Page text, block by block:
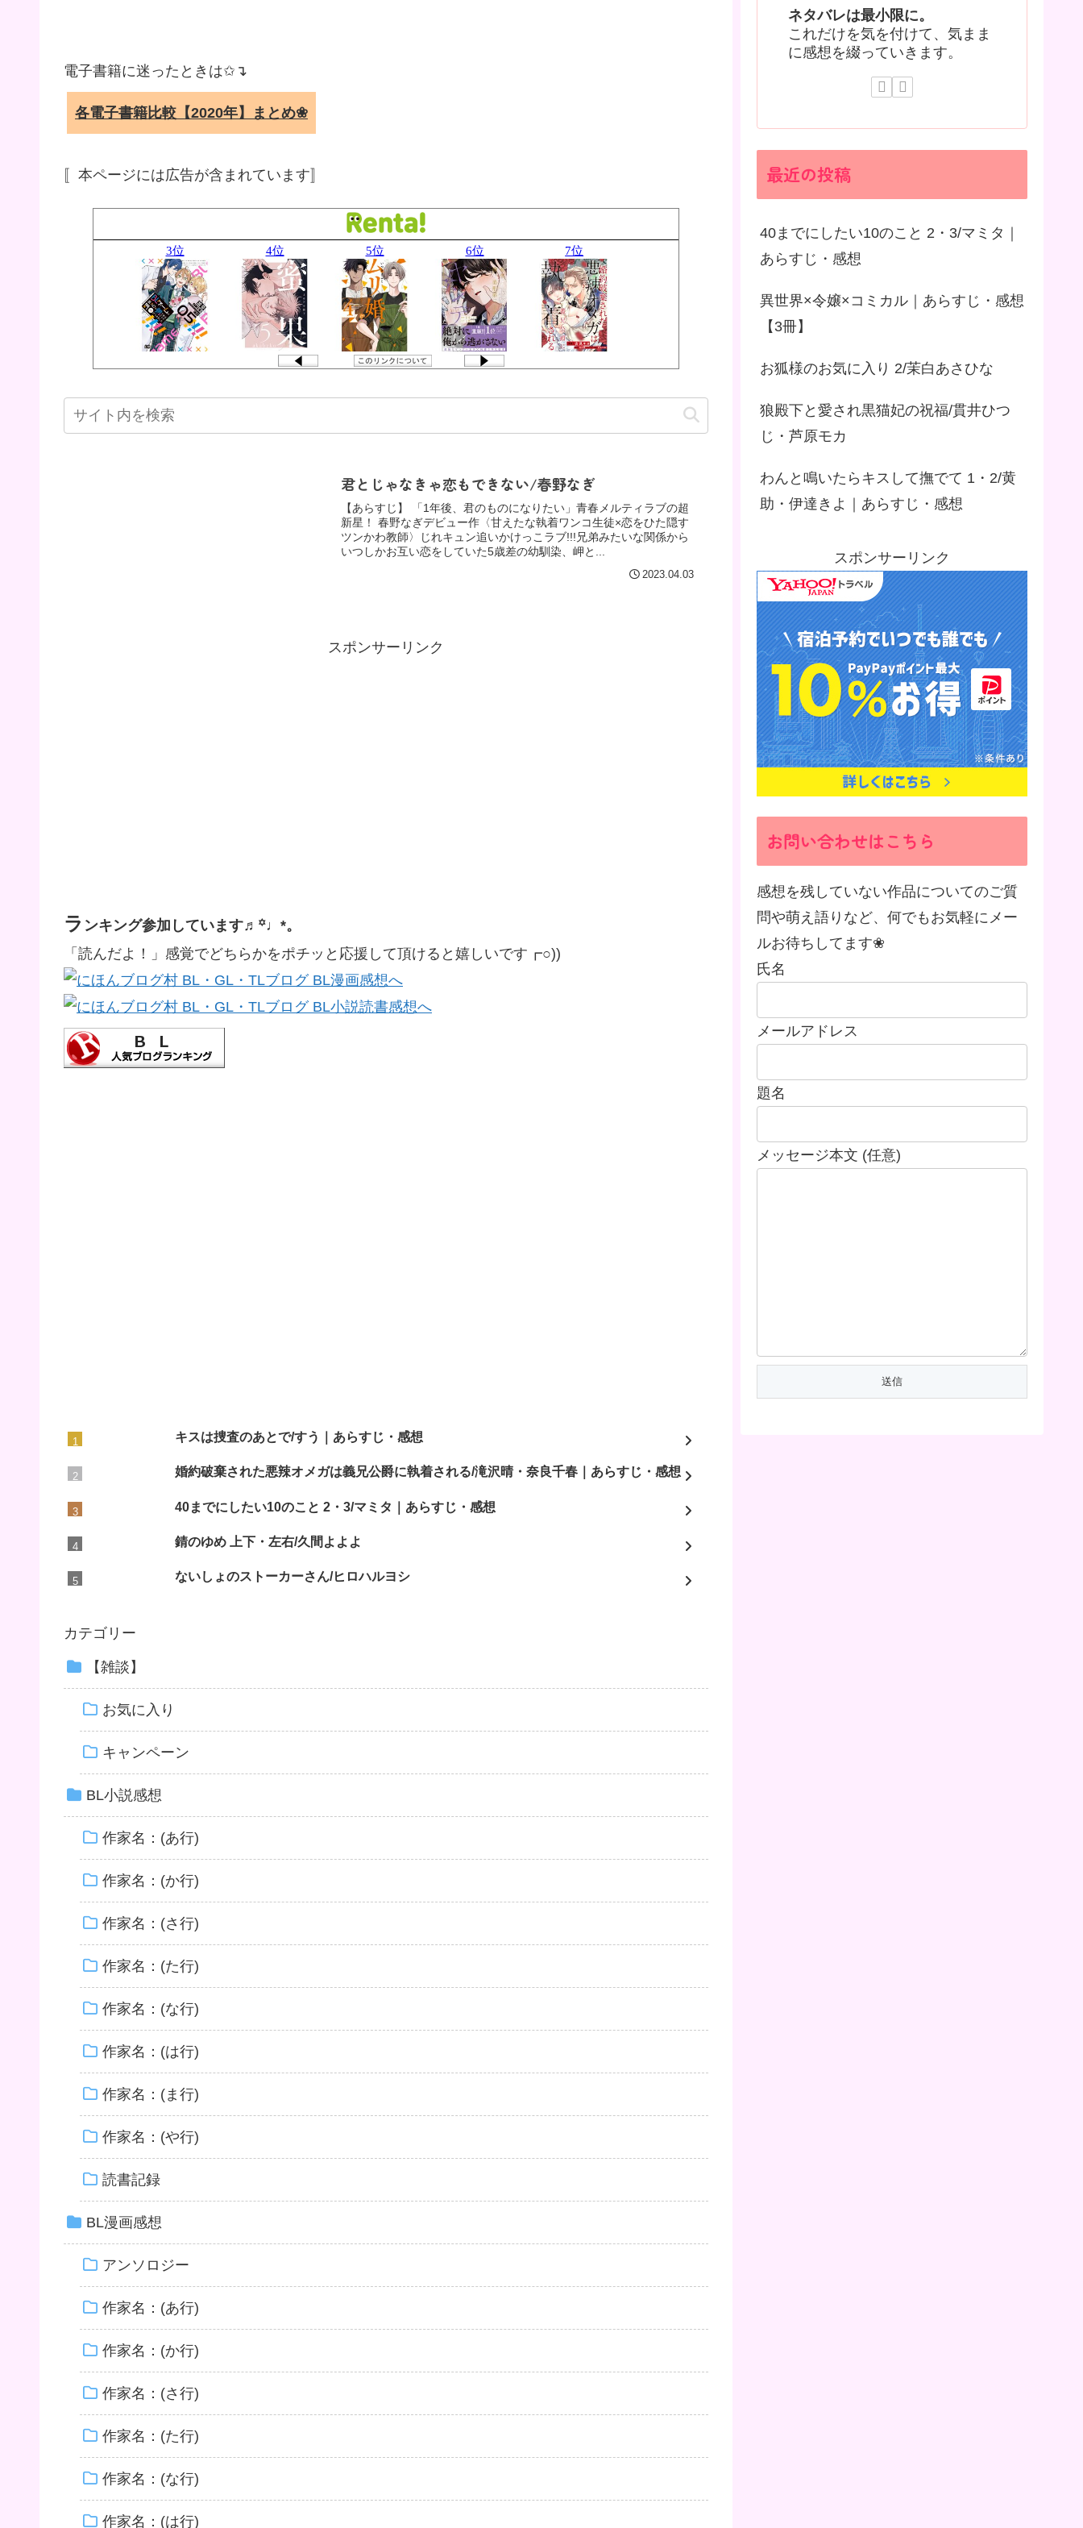
電子書籍に迷ったときは✩↴
各電子書籍比較【2020年】まとめ❀
〚本ページには広告が含まれています〛
君とじゃなきゃ恋もできない/春野なぎ
【あらすじ】 「1年後、君のものになりたい」青春メルティラブの超
新星！ 春野なぎデビュー作〈甘えたな執着ワンコ生徒×恋をひた隠す
ツンかわ教師〉じれキュン追いかけっこラブ!!!兄弟みたいな関係から
いつしかお互い恋をしていた5歳差の幼馴染、岬と...
2023.04.03
スポンサーリンク
ラ ンキング参加しています♬꙳♩*。
「読んだよ！」感覚でどちらかをポチッと応援して頂けると嬉しいです┏○))
キスは捜査のあとで/すう｜あらすじ・感想
婚約破棄された悪辣オメガは義兄公爵に執着される/滝沢晴・奈良千春｜あらすじ・感想
40までにしたい10のこと 2・3/マミタ｜あらすじ・感想
錆のゆめ 上下・左右/久間よよよ
ないしょのストーカーさん/ヒロハルヨシ
カテゴリー
【雑談】
お気に入り
キャンペーン
BL小説感想
作家名：(あ行)
作家名：(か行)
作家名：(さ行)
作家名：(た行)
作家名：(な行)
作家名：(は行)
作家名：(ま行)
作家名：(や行)
読書記録
BL漫画感想
アンソロジー
作家名：(あ行)
作家名：(か行)
作家名：(さ行)
作家名：(た行)
作家名：(な行)
作家名：(は行)
ネタバレは最小限に。
これだけを気を付けて、気まま
に感想を綴っていきます。
最近の投稿
40までにしたい10のこと 2・3/マミタ｜
あらすじ・感想
異世界×令嬢×コミカル｜あらすじ・感想
【3冊】
お狐様のお気に入り 2/茉白あさひな
狼殿下と愛され黒猫妃の祝福/貫井ひつ
じ・芦原モカ
わんと鳴いたらキスして撫でて 1・2/黄
助・伊達きよ｜あらすじ・感想
スポンサーリンク
お問い合わせはこちら
感想を残していない作品についてのご質
問や萌え語りなど、何でもお気軽にメー
ルお待ちしてます❀
氏名
メールアドレス
題名
メッセージ本文 (任意)